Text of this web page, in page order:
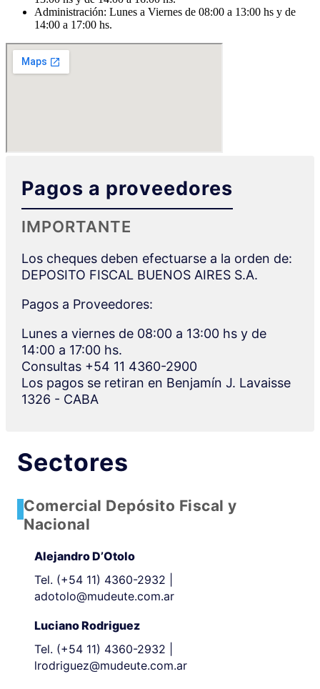
Administración: Lunes a Viernes de 08:00 a 13:00 hs y de
14:00 a 17:00 hs.
Pagos a proveedores
IMPORTANTE
Los cheques deben efectuarse a la orden de:
DEPOSITO FISCAL BUENOS AIRES S.A.
Pagos a Proveedores:
Lunes a viernes de 08:00 a 13:00 hs y de
14:00 a 17:00 hs.
Consultas +54 11 4360-2900
Los pagos se retiran en Benjamín J. Lavaisse
1326 - CABA
Sectores
Comercial Depósito Fiscal y
Nacional
Alejandro D’Otolo
Tel. (+54 11) 4360-2932
adotolo@mudeute.com.ar
Luciano Rodriguez
Tel. (+54 11) 4360-2932
lrodriguez@mudeute.com.ar